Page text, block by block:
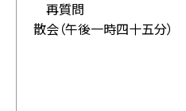
再質問
散会（午後一時四十五分）